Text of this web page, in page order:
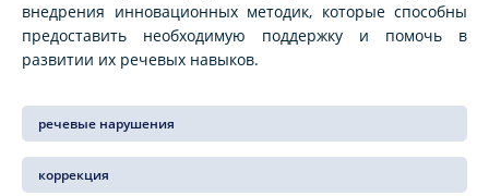
внедрения инновационных методик, которые способны
предоставить необходимую поддержку и помочь в
развитии их речевых навыков.
речевые нарушения
коррекция